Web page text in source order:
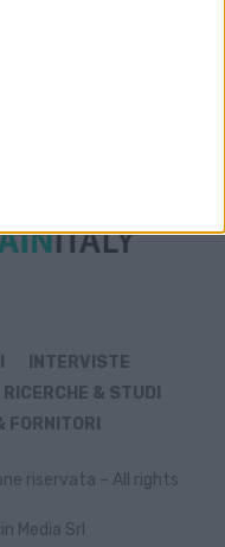
INTERVISTE
RICERCHE & STUDI
FORNITORI
riservata – All rights
Media Srl